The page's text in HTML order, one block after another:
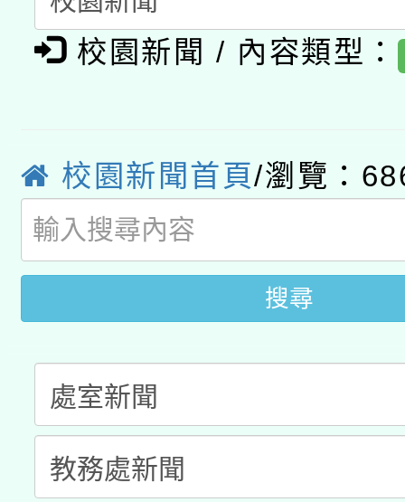
pilot」
有關大陸委員會函釋公
轉知經濟部水利署委託
用水績優單位及節水達
動」
桃園市孔廟祈福系列
開 智慧啟航」
2026年桃園地景藝術
校園新聞 / 內容類型：
校園新聞首頁/瀏覽：
搜尋